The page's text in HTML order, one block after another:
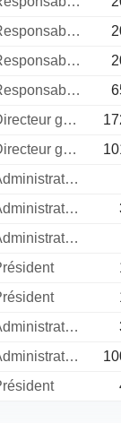
Responsable relations investisseurs
Responsable relations investisseurs
Responsable relations investisseurs
Directeur general
Directeur general
Administrateur
Administrateur
Administrateur
Administrateur
Administrateur